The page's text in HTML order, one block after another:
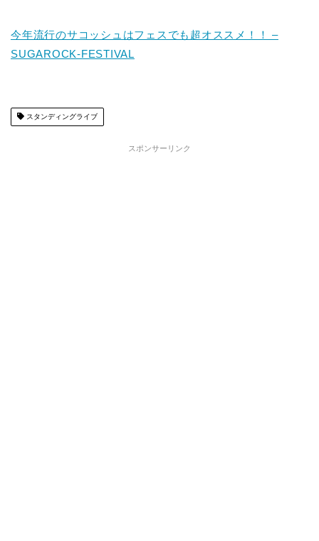
今年流行のサコッシュはフェスでも超オススメ！！ –
SUGAROCK-FESTIVAL
スタンディングライブ
スポンサーリンク